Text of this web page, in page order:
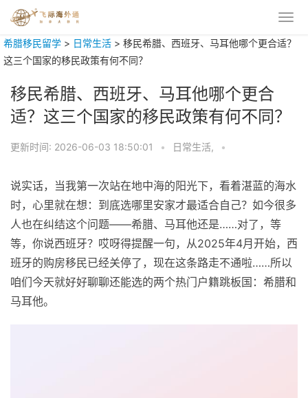
希腊移民留学 > 日常生活 > 移民希腊、西班牙、马耳他哪个更合适？
这三个国家的移民政策有何不同？
移民希腊、西班牙、马耳他哪个更合
适？这三个国家的移民政策有何不同？
更新时间: 2026-06-03 18:50:01 • 日常生活, •
说实话，当我第一次站在地中海的阳光下，看着湛蓝的海水
时，心里就在想：到底选哪里安家才最适合自己？如今很多
人也在纠结这个问题——希腊、马耳他还是……对了，等
等，你说西班牙？哎呀得提醒一句，从2025年4月开始，西
班牙的购房移民已经关停了，现在这条路走不通啦……所以
咱们今天就好好聊聊还能选的两个热门户籍跳板国：希腊和
马耳他。